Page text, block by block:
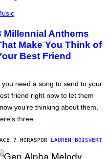
Millennial Anthems
Make You Think of
Best Friend
you need a song to send to your
friend right now to let them
you’re thinking about them,
three.
7 HORASPOR LAUREN BOISVERT